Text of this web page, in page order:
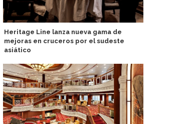
Heritage Line lanza nueva gama de
mejoras en cruceros por el sudeste
asiático